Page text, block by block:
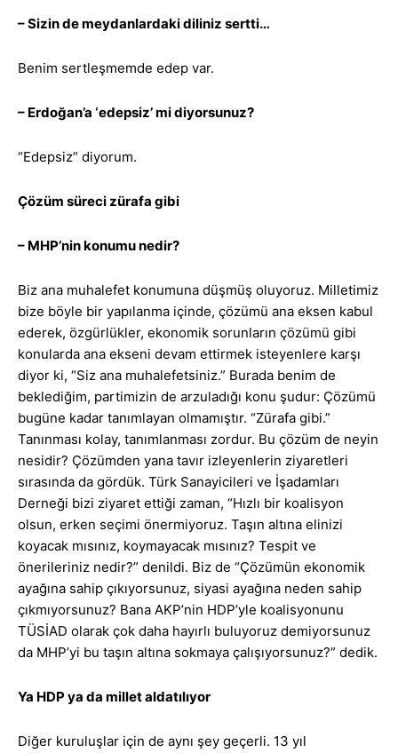
– Sizin de meydanlardaki diliniz sertti…
Benim sertleşmemde edep var.
– Erdoğan’a ‘edepsiz’ mi diyorsunuz?
“Edepsiz” diyorum.
Çözüm süreci zürafa gibi
– MHP’nin konumu nedir?
Biz ana muhalefet konumuna düşmüş oluyoruz. Milletimiz
bize böyle bir yapılanma içinde, çözümü ana eksen kabul
ederek, özgürlükler, ekonomik sorunların çözümü gibi
konularda ana ekseni devam ettirmek isteyenlere karşı
diyor ki, “Siz ana muhalefetsiniz.” Burada benim de
beklediğim, partimizin de arzuladığı konu şudur: Çözümü
bugüne kadar tanımlayan olmamıştır. “Zürafa gibi.”
Tanınması kolay, tanımlanması zordur. Bu çözüm de neyin
nesidir? Çözümden yana tavır izleyenlerin ziyaretleri
sırasında da gördük. Türk Sanayicileri ve İşadamları
Derneği bizi ziyaret ettiği zaman, “Hızlı bir koalisyon
olsun, erken seçimi önermiyoruz. Taşın altına elinizi
koyacak mısınız, koymayacak mısınız? Tespit ve
önerileriniz nedir?” denildi. Biz de “Çözümün ekonomik
ayağına sahip çıkıyorsunuz, siyasi ayağına neden sahip
çıkmıyorsunuz? Bana AKP’nin HDP’yle koalisyonunu
TÜSİAD olarak çok daha hayırlı buluyoruz demiyorsunuz
da MHP’yi bu taşın altına sokmaya çalışıyorsunuz?” dedik.
Ya HDP ya da millet aldatılıyor
Diğer kuruluşlar için de aynı şey geçerli. 13 yıl